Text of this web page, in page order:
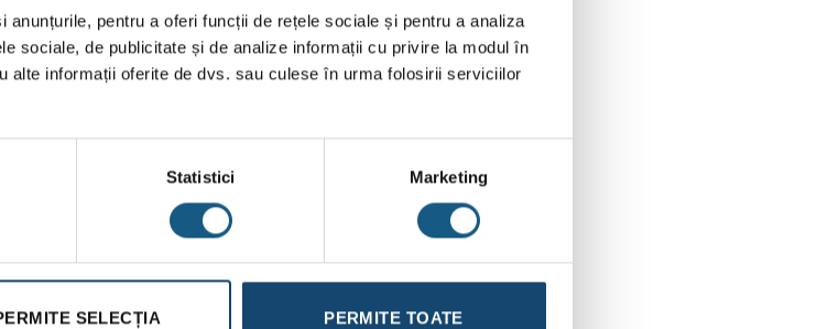
pentru a oferi funcții de rețele sociale și pentru a analiza
sociale, de publicitate și de analize informații cu privire la modul în
alte informații oferite de dvs. sau culese în urma folosirii serviciilor
Statistici Marketing
SELECȚIA PERMITE TOATE